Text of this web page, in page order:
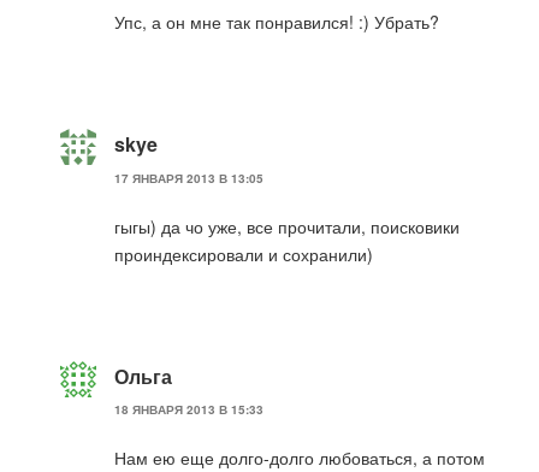
Упс, а он мне так понравился! :) Убрать?
skye
17 ЯНВАРЯ 2013 В 13:05
гыгы) да чо уже, все прочитали, поисковики
проиндексировали и сохранили)
Ольга
18 ЯНВАРЯ 2013 В 15:33
Нам ею еще долго-долго любоваться, а потом